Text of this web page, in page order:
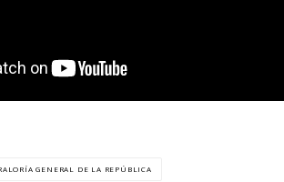
GENERAL DE LA REPÚBLICA